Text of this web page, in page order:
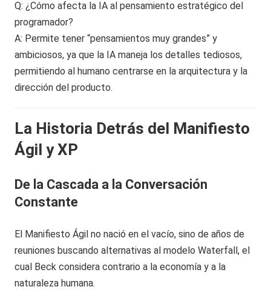
Q: ¿Cómo afecta la IA al pensamiento estratégico del
programador?
A: Permite tener “pensamientos muy grandes” y
ambiciosos, ya que la IA maneja los detalles tediosos,
permitiendo al humano centrarse en la arquitectura y la
dirección del producto.
La Historia Detrás del Manifiesto
Ágil y XP
De la Cascada a la Conversación
Constante
El Manifiesto Ágil no nació en el vacío, sino de años de
reuniones buscando alternativas al modelo Waterfall, el
cual Beck considera contrario a la economía y a la
naturaleza humana.